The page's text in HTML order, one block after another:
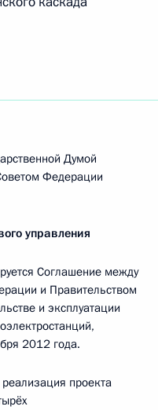
Думой
Федерации
управления
Соглашение между
и Правительством
и эксплуатации
2012 года.
проекта